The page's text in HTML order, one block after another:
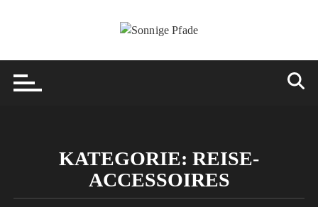
KATEGORIE: REISE-
ACCESSOIRES